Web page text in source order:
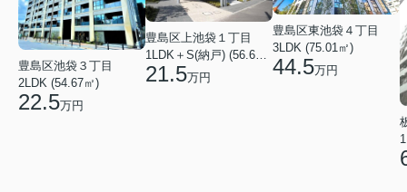
豊島区池袋３丁目
2LDK (54.67㎡)
22.5万円
豊島区上池袋１丁目
21.5万円
豊島区東池袋４丁目
3LDK (75.01㎡)
44.5万円